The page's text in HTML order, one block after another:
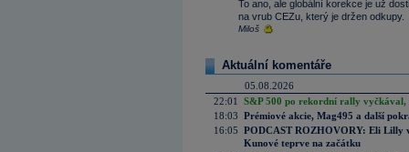
To ano, ale globální korekce je už
na vrub CEZu, který je držen odkupy.
Miloš
Aktuální komentáře
05.08.2026
22:01
S&P 500 po rekordní rally vyčkával,
18:03 Prémiové akcie, Mag495 a další
16:05 PODCAST ROZHOVORY: Eli Lilly
Kunové teprve na začátku